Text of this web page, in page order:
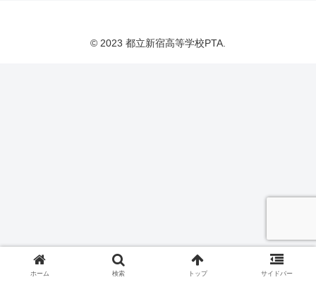
© 2023 都立新宿高等学校PTA.
ホーム 検索 トップ サイドバー